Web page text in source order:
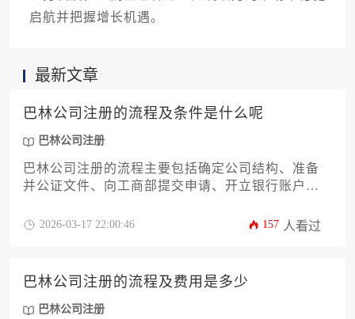
启航并把握增长机遇。
最新文章
巴林公司注册的流程及条件是什么呢
巴林公司注册
巴林公司注册的流程主要包括确定公司结构、准备
并公证文件、向工商部提交申请、开立银行账户及
本要求、本地股东或担保人、合规的商业计划以及
2026-03-17 22:00:46 157 人看过
巴林公司注册的流程及费用是多少
巴林公司注册